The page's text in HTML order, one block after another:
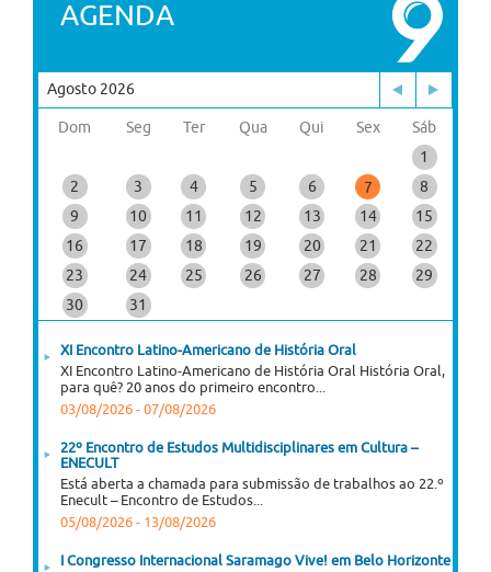
AGENDA
Agosto 2026
Dom Seg Ter Qua Qui Sex
Sáb
1
2
3 4 5 6 7
8
9
10 11 12 13 14
15
16
17 18 19 20 21
22
23
24 25 26 27 28
29
30
31
XI Encontro Latino-Americano de História Oral
XI Encontro Latino-Americano de História Oral História Oral,
para quê? 20 anos do primeiro encontro...
03/08/2026 - 07/08/2026
22º Encontro de Estudos Multidisciplinares em Cultura –
ENECULT
Está aberta a chamada para submissão de trabalhos ao 22.º
Enecult – Encontro de Estudos...
05/08/2026 - 13/08/2026
I Congresso Internacional Saramago Vive! em Belo Horizonte